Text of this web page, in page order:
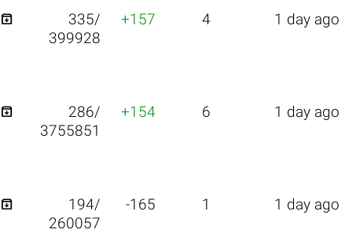

335/
399928
+157 4 1 day ago

286/
3755851
+154 6 1 day ago

194/
260057
-165 1 1 day ago